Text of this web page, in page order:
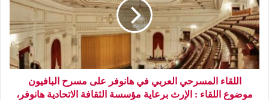
اللقاء المسرحي العربي في هانوفر على مسرح البافيون
موضوع اللقاء : الإرث برعاية مؤسسة الثقافة الاتحادية هانوفر،